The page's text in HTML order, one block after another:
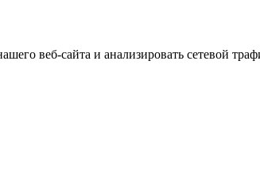
веб-сайта и анализировать сетевой